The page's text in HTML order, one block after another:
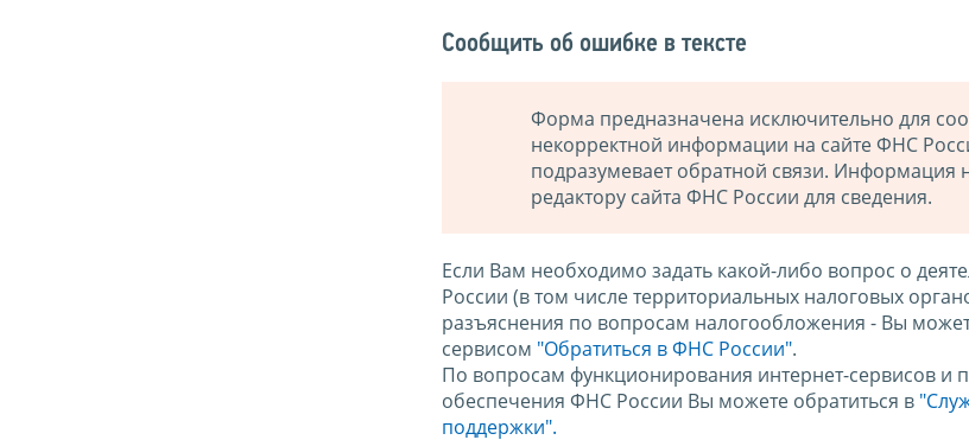
Сообщить об ошибке в тексте
Форма предназначена исключительно для
некорректной информации на сайте ФНС
подразумевает обратной связи. Информация
редактору сайта ФНС России для сведения.
Если Вам необходимо задать какой-либо вопрос о
России (в том числе территориальных налоговых
разъяснения по вопросам налогообложения - Вы
сервисом "Обратиться в ФНС России".
По вопросам функционирования интернет-сервисов и
обеспечения ФНС России Вы можете обратиться в
поддержки".